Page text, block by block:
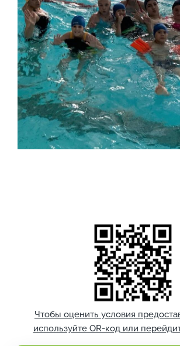
Чтобы оценить условия
используйте OR-код или